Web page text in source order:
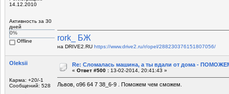
14.12.2010
Активность за 30
дней
0%
Offline
rork_ БЖ
на DRIVE2.RU https://www.drive2.ru/r/opel/288230376151807056/
Oleksii
Карма: +20/-1
Сообщений: 528
Re: Сломалась машина, а ты вдали от дома -
« Ответ #500 : 13-02-2014, 20:41:43 »
Львов, о96 64 7 38_6-9 . Поможем чем сможем.